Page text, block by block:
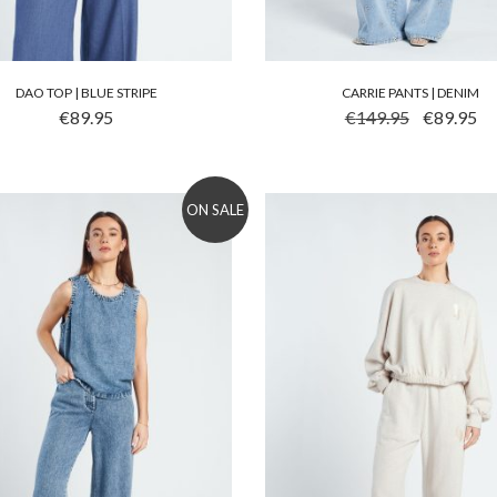
DAO TOP | BLUE STRIPE
HEEFT MEERDERE VARIATIES. DEZE OPTIE KAN
€89.95
CARRIE PANTS | DENIM
DIT PRODUCT HEEFT
€149.95 €89.95
ON SALE